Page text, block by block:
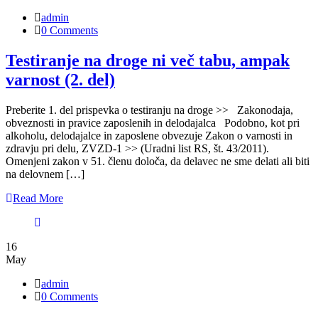
admin
0 Comments
Testiranje na droge ni več tabu, ampak
varnost (2. del)
Preberite 1. del prispevka o testiranju na droge >> Zakonodaja,
obveznosti in pravice zaposlenih in delodajalca Podobno, kot pri
alkoholu, delodajalce in zaposlene obvezuje Zakon o varnosti in
zdravju pri delu, ZVZD-1 >> (Uradni list RS, št. 43/2011).
Omenjeni zakon v 51. členu določa, da delavec ne sme delati ali biti
na delovnem […]
Read More
16
May
admin
0 Comments